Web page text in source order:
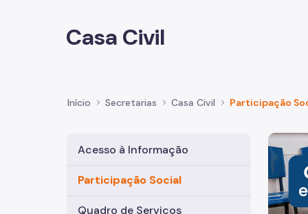
Casa Civil
Início Secretarias Casa Civil Participação
Acesso à Informação
Participação Social
Quadro de Serviços